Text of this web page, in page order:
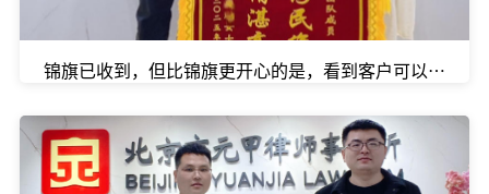
锦旗已收到，但比锦旗更开心的是，看到客户可以安心